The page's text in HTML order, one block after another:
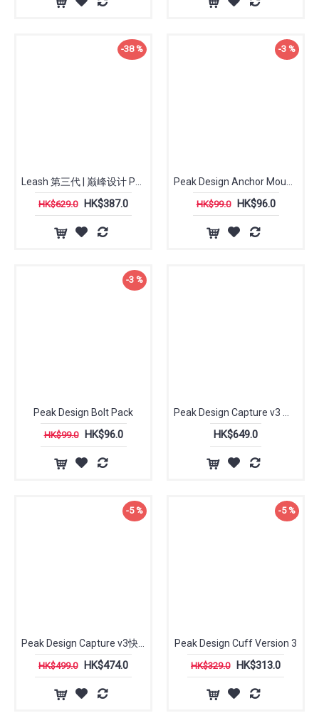
-38 %
HK$629.0 HK$387.0
-3 %
HK$99.0 HK$96.0
-3 %
Peak Design Bolt Pack
HK$99.0 HK$96.0 HK$649.0
-5 %
HK$499.0 HK$474.0
-5 %
Peak Design Cuff Version 3
HK$329.0 HK$313.0